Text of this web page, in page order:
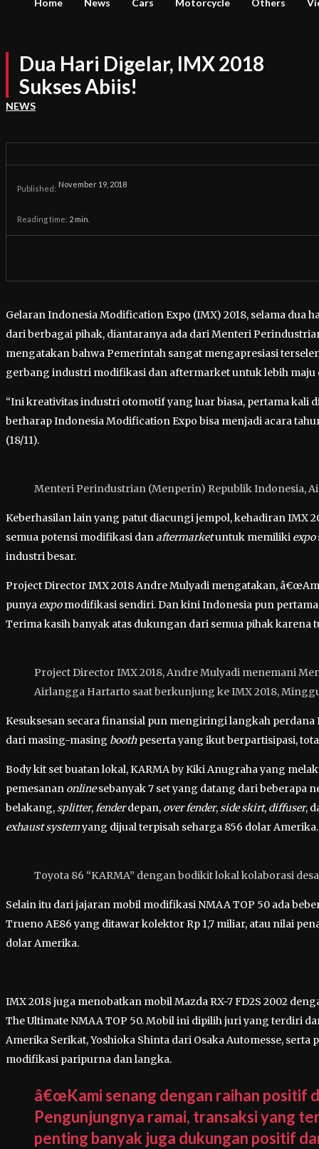
Home News Cars Motorcycle Others
Dua Hari Digelar, IMX 2018
Sukses Abiis!
NEWS
Published: November 19, 2018
Reading time: 2 min.
Gelaran Indonesia Modification Expo (IMX) 2018, selama dua
dari berbagai pihak, diantaranya ada dari Menteri
mengatakan bahwa Pemerintah sangat mengapresiasi
gerbang industri modifikasi dan aftermarket untuk lebih maju
“Ini kreativitas industri otomotif yang luar biasa, pertama kali
berharap Indonesia Modification Expo bisa menjadi acara
(18/11).
Menteri Perindustrian (Menperin) Republik Indonesia,
Keberhasilan lain yang patut diacungi jempol, kehadiran IMX
semua potensi modifikasi danaftermarketuntuk memiliki expo
industri besar.
Project Director IMX 2018 Andre Mulyadi mengatakan,
punya expomodifikasi sendiri. Dan kini Indonesia pun
Terima kasih banyak atas dukungan dari semua pihak karena
Project Director IMX 2018, Andre Mulyadi menemani
Airlangga Hartarto saat berkunjung ke IMX 2018, Minggu
Kesuksesan secara finansial pun mengiringi langkah perdana
dari masing-masing boothpeserta yang ikut berpartisipasi,
Body kit set buatan lokal, KARMA by Kiki Anugraha yang
pemesanan onlinesebanyak 7 set yang datang dari beberapa
belakang,splitter,fenderdepan, over fender,side skirt, diffuser,
exhaust systemyang dijual terpisah seharga 856 dolar Amerika.
Toyota 86 “KARMA” dengan bodikit lokal kolaborasi
Selain itu dari jajaran mobil modifikasi NMAA TOP 50 ada
Trueno AE86 yang ditawar kolektor Rp 1,7 miliar, atau nilai
dolar Amerika.
IMX 2018 juga menobatkan mobil Mazda RX-7 FD2S 2002
The Ultimate NMAA TOP 50. Mobil ini dipilih juri yang terdiri
Amerika Serikat, Yoshioka Shinta dari Osaka Automesse,
modifikasi paripurna dan langka.
â€œKami senang dengan raihan positif
Pengunjungnya ramai, transaksi yang
penting banyak juga dukungan positif